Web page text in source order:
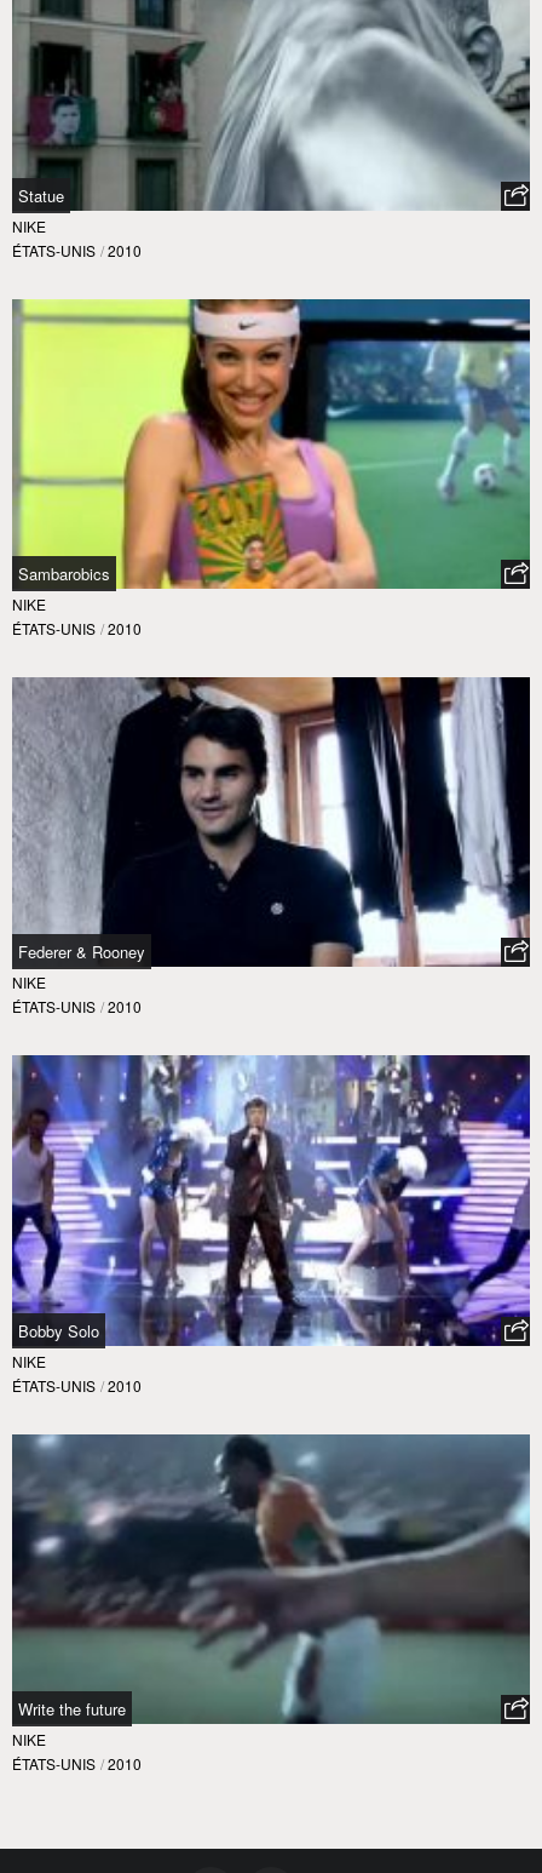
Statue
NIKE
ÉTATS-UNIS / 2010
Sambarobics
NIKE
ÉTATS-UNIS / 2010
Federer & Rooney
NIKE
ÉTATS-UNIS / 2010
Bobby Solo
NIKE
ÉTATS-UNIS / 2010
Write the future
NIKE
ÉTATS-UNIS / 2010